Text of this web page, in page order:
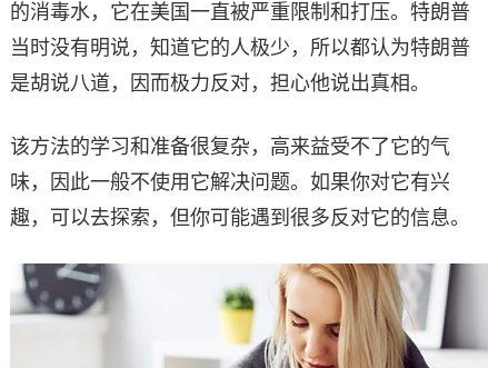
的消毒水，它在美国一直被严重限制和打压。特朗普
当时没有明说，知道它的人极少，所以都认为特朗普
是胡说八道，因而极力反对，担心他说出真相。
该方法的学习和准备很复杂，高来益受不了它的气
味，因此一般不使用它解决问题。如果你对它有兴
趣，可以去探索，但你可能遇到很多反对它的信息。